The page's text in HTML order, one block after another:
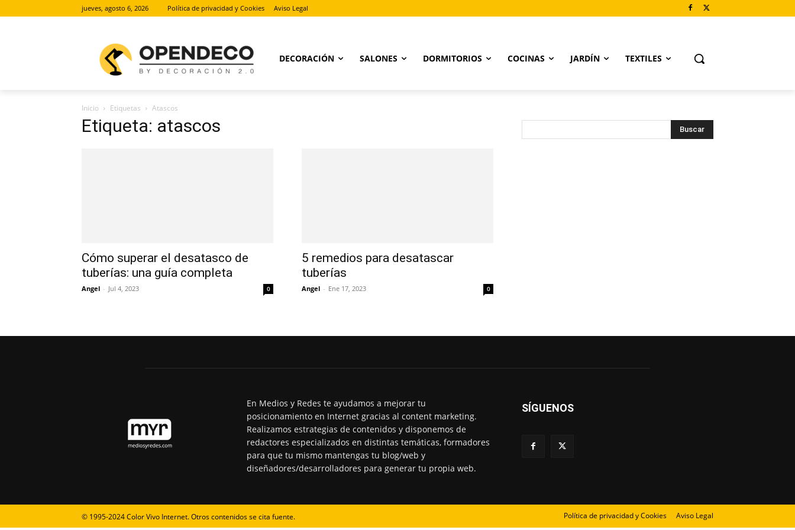
jueves, agosto 6, 2026 Política de privacidad y Cookies Aviso Legal
DECORACIÓN SALONES DORMITORIOS COCINAS JARDÍN TEXTILES
Inicio Etiquetas Atascos
Etiqueta: atascos
Cómo superar el desatasco de
tuberías: una guía completa
Angel - Jul 4, 2023 0
5 remedios para desatascar
tuberías
Angel - Ene 17, 2023 0
En Medios y Redes te ayudamos a mejorar tu
posicionamiento en Internet gracias al content marketing.
Realizamos estrategias de contenidos y disponemos de
redactores especializados en distintas temáticas, formadores
para que tu mismo mantengas tu blog/web y
diseñadores/desarrolladores para generar tu propia web.
SÍGUENOS
© 1995-2024 Color Vivo Internet. Otros contenidos se cita fuente. Política de privacidad y Cookies Aviso Legal